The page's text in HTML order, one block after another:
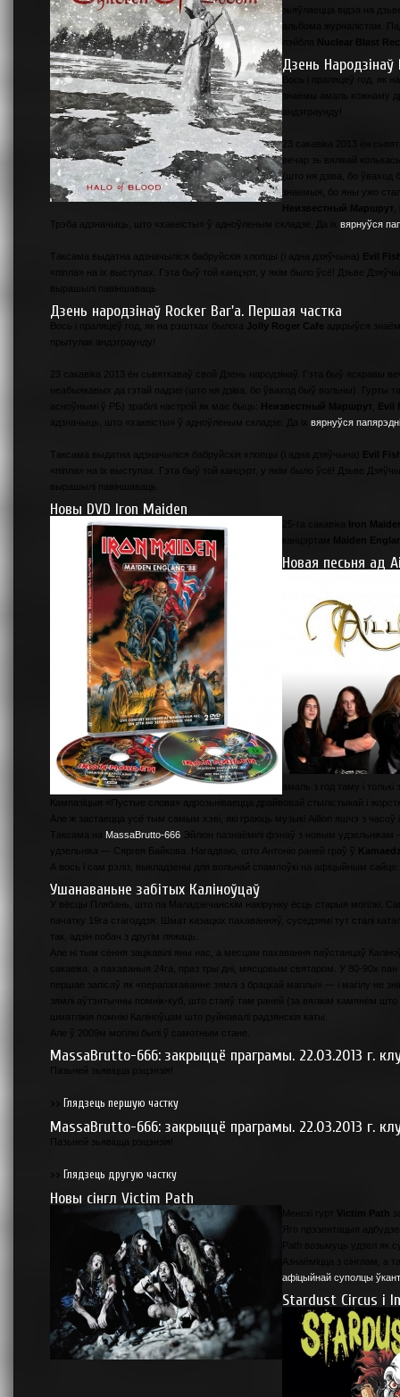
зьяўляецца відэа на
Nuclear Blast
Дзень
знаёмы амаль кожнаму
вечар зь вялікай
(што ня дзіва, бо
знаемыя, бо яны ужо
Неизвестный Маршрут
Трэба адзначыць, што «хакеісты» ў адноўленым складзе. Да іх вярнуўся
Таксама выдатна адзначыліся бабруйскія хлопцы (і адна дзяўчына) Evil
«піпла» на іх выступах. Гэта быў той канцэрт, у якім было ўсё! Дзьве
вырашылі павіншаваць
Дзень народзінаў Rocker Bar'а. Першая частка
Вось і праляцеў год, як на рэштках былога Jolly Roger Cafe адкрыўся
прытулак андэграунду!
23 сакавіка 2013 ён сьвяткаваў свой Дзень народзінаў. Гэта быў яскравы
неабыякавых да гэтай падзеі (што ня дзіва, бо ўваход быў вольны).
асноўнымі ў РБ) зрабілі настрой як мае быць: Неизвестный Маршрут
адзначыць, што «хакеісты» ў адноўленым складзе. Да іх вярнуўся
Таксама выдатна адзначыліся бабруйскія хлопцы (і адна дзяўчына) Evil
«піпла» на іх выступах. Гэта быў той канцэрт, у якім было ўсё! Дзьве
вырашылі павіншаваць
Новы DVD Iron Maiden
Iron
Maiden
Новая песьня ад
Кампазіцыя «Пустые слова» адрозьніваецца драйвовай стылістыкай і
Але ж застаецца усё тым самым хэві, які граюць музыкі Aillion яшчэ з часоў
MassaBrutto-666
удзельніка — Сяргея Байкова. Нагадваю, што Антоніо раней граў ў
А вось і сам рэліз, выкладзены для вольнай спампоўкі на афіцыйным сайце:
Ушанаваньне забітых Каліноўцаў
У вёсцы Плябань, што па Маладзечанскім накірунку ёсць старыя могілкі.
пачатку 19га стагоддзя. Шмат казацкіх пахаванняў, суседзямі тут сталі
так, адзін побач з другім ляжаць.
Але ні тым сёння зацікавілі яны нас, а месцам пахавання паўстанцаў
сакавіка. а пахаваныя 24га, праз тры дні, мясцовым святаром. У 80-90х
першае запісаў як «перапахаванне зямлі з брацкай магілы» — і магілу не
зямлі аўтэнтычны помнік-куб, што стаяў там раней (за вялікім камянём
шматлікія помнікі Каліноўцам што руйнавалі радзянскія каты.
Але ў 2009м могілкі былі ў самотным стане.
MassaBrutto-666: закрыццё праграмы. 22.03.2013 г.
Пазьней зьявіцца рэцэнзія!
>> Глядзець першую частку
MassaBrutto-666: закрыццё праграмы. 22.03.2013 г.
Пазьней зьявіцца рэцэнзія!
>> Глядзець другую частку
Новы сінгл Victim Path
Victim Path
Азнаёміцца з сінглам,
афіцыйнай суполцы
Stardust Circus і